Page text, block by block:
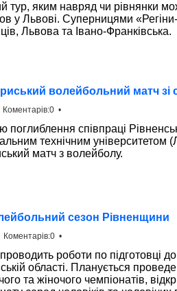
тур, яким навряд чи рівнянки
у Львові. Суперницями
Львова та Івано-Франківська.
волейбольний матч
•
поглиблення співпраці
технічним університетом
матч з волейболу.
сезон Рівненщини
•
роботи по підготовці
області. Планується
та жіночого чемпіонатів,